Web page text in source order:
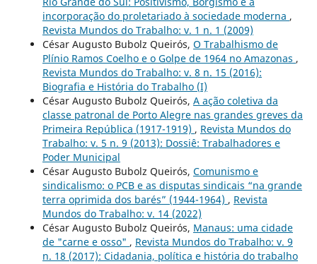
incorporação do proletariado à sociedade moderna ,
Revista Mundos do Trabalho: v. 1 n. 1 (2009)
César Augusto Bubolz Queirós, O Trabalhismo de
Plínio Ramos Coelho e o Golpe de 1964 no Amazonas ,
Revista Mundos do Trabalho: v. 8 n. 15 (2016):
Biografia e História do Trabalho (I)
César Augusto Bubolz Queirós, A ação coletiva da
classe patronal de Porto Alegre nas grandes greves da
Primeira República (1917-1919) , Revista Mundos do
Trabalho: v. 5 n. 9 (2013): Dossiê: Trabalhadores e
Poder Municipal
César Augusto Bubolz Queirós, Comunismo e
sindicalismo: o PCB e as disputas sindicais “na grande
terra oprimida dos barés” (1944-1964) , Revista
Mundos do Trabalho: v. 14 (2022)
César Augusto Bubolz Queirós, Manaus: uma cidade
de "carne e osso" , Revista Mundos do Trabalho: v. 9
n. 18 (2017): Cidadania, política e história do trabalho